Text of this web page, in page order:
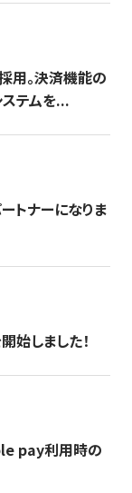
用。決済機能の
テムを...
トナーになりま
始しました！
pay利用時の